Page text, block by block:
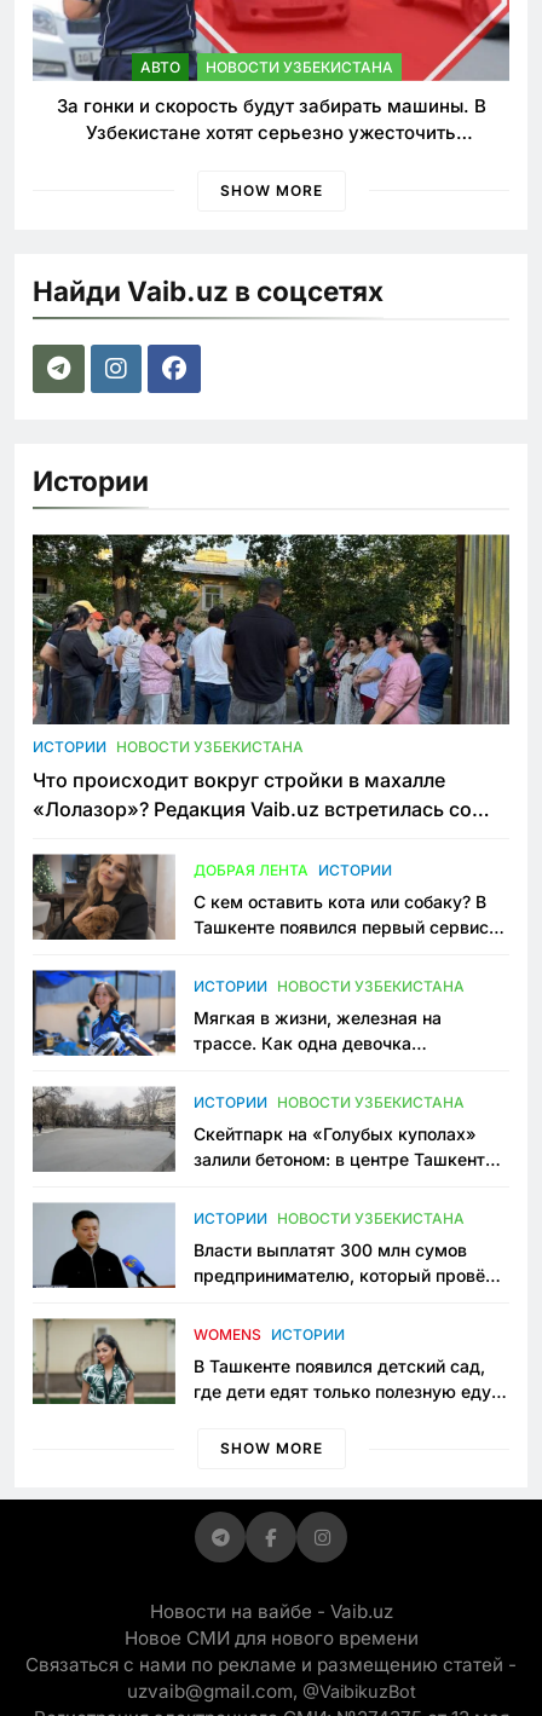
АВТО НОВОСТИ УЗБЕКИСТАНА
За гонки и скорость будут забирать машины. В
Узбекистане хотят серьезно ужесточить
SHOW MORE
Найди Vaib.uz в соцсетях
Истории
ИСТОРИИ НОВОСТИ УЗБЕКИСТАНА
Что происходит вокруг стройки в махалле
«Лолазор»? Редакция Vaib.uz встретилась со
ДОБРАЯ ЛЕНТА ИСТОРИИ
С кем оставить кота или собаку? В
Ташкенте появился первый сервис
ИСТОРИИ НОВОСТИ УЗБЕКИСТАНА
Мягкая в жизни, железная на
трассе. Как одна девочка
Узбекистане
ИСТОРИИ НОВОСТИ УЗБЕКИСТАНА
Скейтпарк на «Голубых куполах»
залили бетоном: в центре Ташкента
пространство
ИСТОРИИ НОВОСТИ УЗБЕКИСТАНА
Власти выплатят 300 млн сумов
предпринимателю, который провёл
приговору
WOMENS ИСТОРИИ
В Ташкенте появился детский сад,
где дети едят только полезную еду.
просить «кашу без сахара»
SHOW MORE
Новости на вайбе - Vaib.uz
Новое СМИ для нового времени
Связаться с нами по рекламе и размещению статей -
uzvaib@gmail.com, @VaibikuzBot